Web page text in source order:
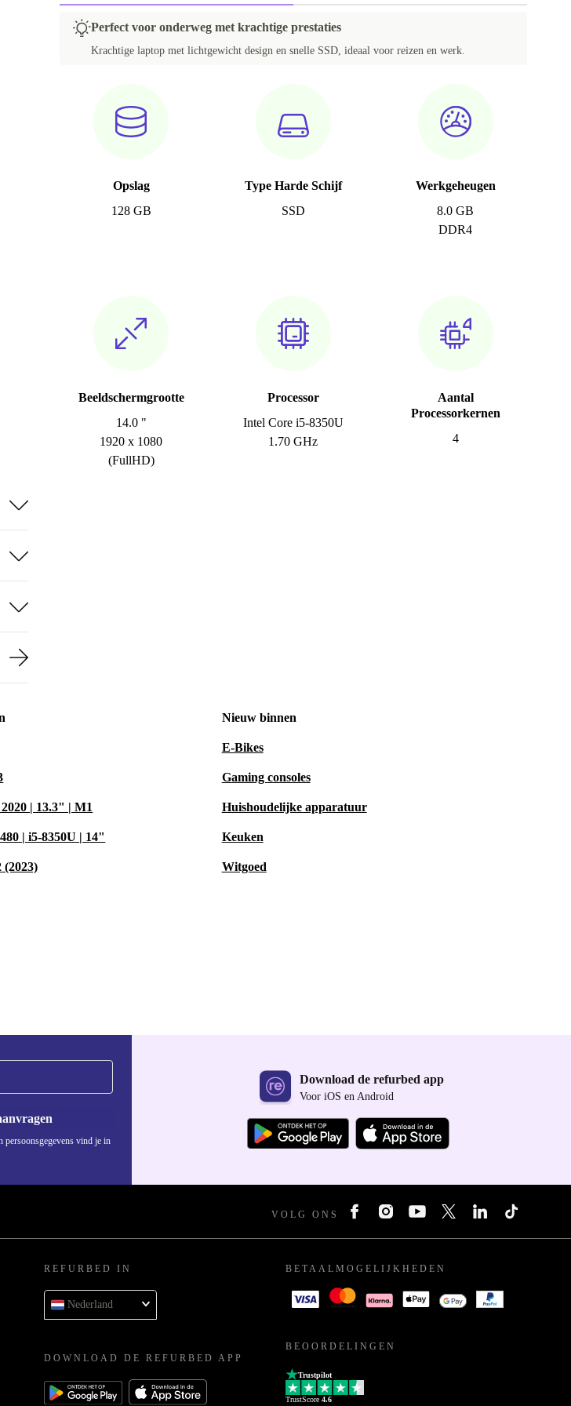
Perfect voor onderweg met krachtige prestaties
Krachtige laptop met lichtgewicht design en snelle SSD, ideaal voor reizen en werk.
Opslag
128 GB
Type Harde Schijf
SSD
Werkgeheugen
8.0 GB
DDR4
Beeldschermgrootte
14.0 "
1920 x 1080
(FullHD)
Processor
Intel Core i5-8350U
1.70 GHz
Aantal
Processorkernen
4
| 13.3" | M1
| i5-8350U | 14"
Nieuw binnen
E-Bikes
Gaming consoles
Huishoudelijke apparatuur
Keuken
Witgoed
persoonsgegevens vind je in
Download de refurbed app
Voor iOS en Android
VOLG ONS
REFURBED IN
Nederland
DOWNLOAD DE REFURBED APP
BETAALMOGELIJKHEDEN
BEOORDELINGEN
Trustpilot
TrustScore 4.6